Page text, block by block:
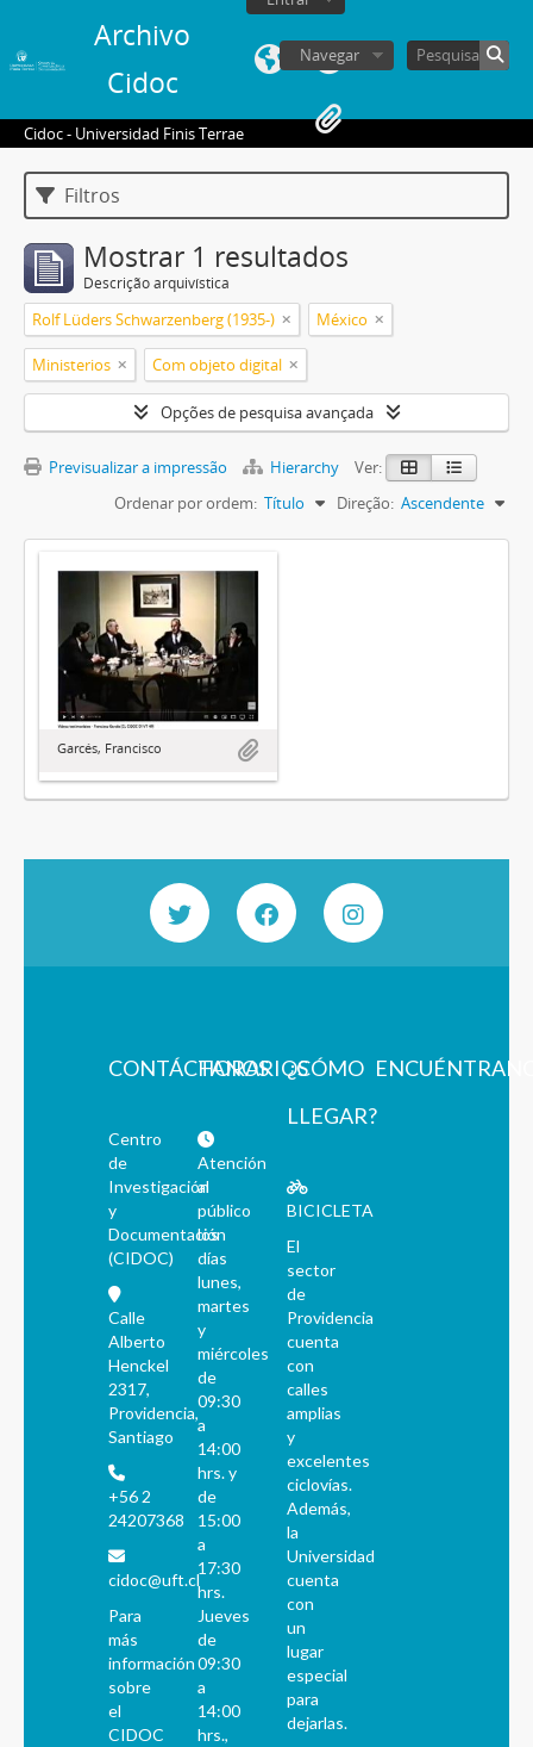
Archivo
Cidoc
Navegar
Cidoc - Universidad Finis Terrae
Filtros
Mostrar 1 resultados
Descrição arquivística
Rolf Lüders Schwarzenberg (1935-) México
Ministerios Com objeto digital
Opções de pesquisa avançada
Previsualizar a impressão Hierarchy
Ver:
Ordenar por ordem: Título Direção: Ascendente
Garcés, Francisco
CONTÁCTANOS
Centro
de
Investigación
y
Documentación
(CIDOC)
Calle
Alberto
Henckel
2317,
Providencia,
Santiago
+56 2
24207368
cidoc@uft.cl
Para
más
información
sobre
el
CIDOC
HORARIOS
Atención
al
público
los
días
lunes,
martes
y
miércoles
de
09:30
a
14:00
hrs. y
de
15:00
a
17:30
hrs.
Jueves
de
09:30
a
14:00
hrs.,
¿CÓMO
LLEGAR?
BICICLETA
El
sector
de
Providencia
cuenta
con
calles
amplias
y
excelentes
ciclovías.
Además,
la
Universidad
cuenta
con
un
lugar
especial
para
dejarlas.